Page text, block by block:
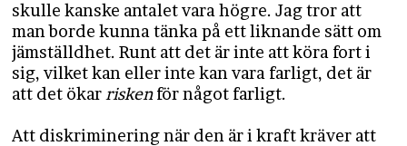
skulle kanske antalet vara högre. Jag tror att
man borde kunna tänka på ett liknande sätt om
jämställdhet. Runt att det är inte att köra fort i
sig, vilket kan eller inte kan vara farligt, det är
att det ökar riskenför något farligt.
Att diskriminering när den är i kraft kräver att